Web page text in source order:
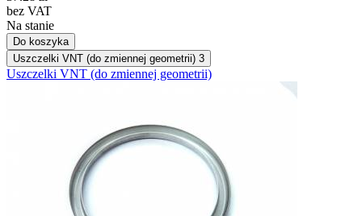
bez VAT
Na stanie
Do koszyka
Uszczelki VNT (do zmiennej geometrii) 3
Uszczelki VNT (do zmiennej geometrii)